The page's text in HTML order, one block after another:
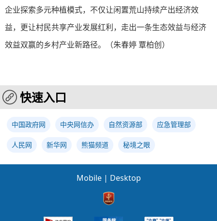
企业探索多元种植模式，不仅让闲置荒山持续产出经济效
益，更让村民共享产业发展红利，走出一条生态效益与经济
效益双赢的乡村产业新路径。
（朱春婷 覃柏创）
快速入口
中国政府网 中央网信办 自然资源部 应急管理部
人民网 新华网 熊猫频道 秘境之眼
Mobile | Desktop